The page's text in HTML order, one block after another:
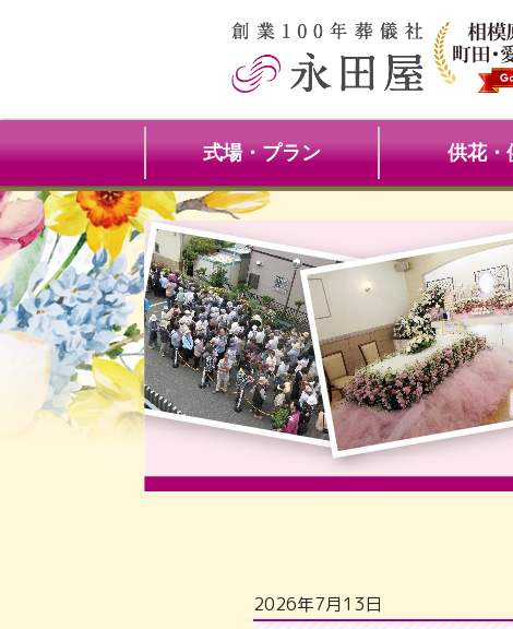
式場・プラン 供花・
2026年7月13日